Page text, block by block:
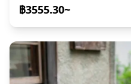
ต้องการ: สถานที่ที่ท่านต้องการ
ครอบคลุมทุกพื้นที่ในจังหวัดฟุกุ
ในสถานที่ที่อาจไม่มีผู้พูดภาษา
ประสบการณ์ที่เป็นส่วนตัวและแท้จริงยิ่งขึ้น
・เครื่องดื่มประมาณ 6 แก้วโ
ยะและอาหารขึ้นชื่อของท้องถิ่
ร้านแผงลอย ร้านอิซากายะ หรือบ
฿3555.30~